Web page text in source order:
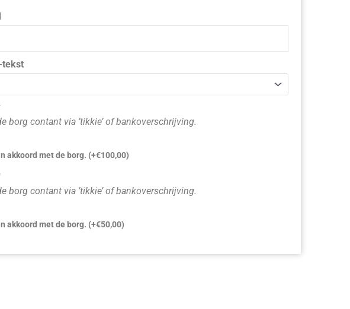
tekst
borg contant via ’tikkie’ of bankoverschrijving.
akkoord met de borg. (+€100,00)
borg contant via ’tikkie’ of bankoverschrijving.
akkoord met de borg. (+€50,00)